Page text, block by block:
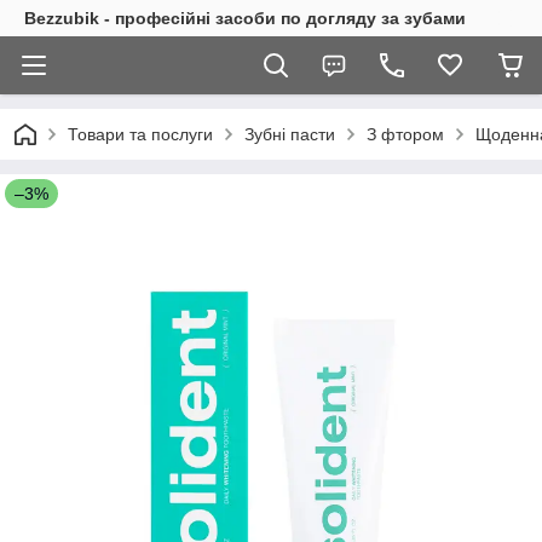
Bezzubik - професійні засоби по догляду за зубами
Товари та послуги Зубні пасти З фтором
–3%